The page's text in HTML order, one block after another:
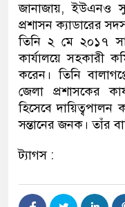
জানাজায়, ইউএনও
প্রশাসন ক্যাডারের
তিনি ২ মে ২০১৭
কার্যালয়ে সহকারী
করেন। তিনি
জেলা প্রশাসকের
হিসেবে দায়িত্বপালন
সন্তানের জনক। তাঁর
ট্যাগস :